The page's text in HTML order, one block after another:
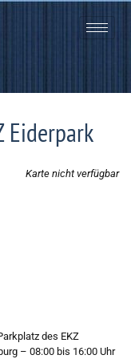
Eiderpark
Karte nicht verfügbar
des EKZ
– 08:00 bis 16:00 Uhr